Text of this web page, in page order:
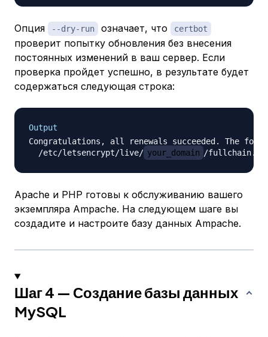
Опция --dry-run означает, что certbot
проверит попытку обновления без внесения
постоянных изменений в ваш сервер. Если
проверка пройдет успешно, в результате будет
содержаться следующая строка:
Output
Congratulations, all renewals succeeded. The
  /etc/letsencrypt/live/
your_domain
Apache и PHP готовы к обслуживанию вашего
экземпляра Ampache. На следующем шаге вы
создадите и настроите базу данных Ampache.
Шаг 4 — Создание базы данных
MySQL